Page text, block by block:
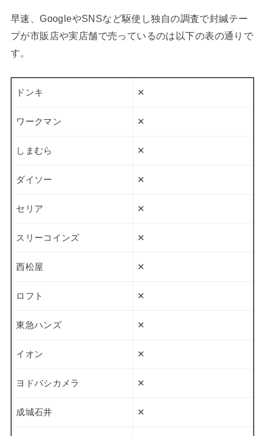
早速、GoogleやSNSなど駆使し独自の調査で封緘テー
プが市販店や実店舗で売っているのは以下の表の通りで
す。
ドンキ ✕
ワークマン ✕
しまむら ✕
ダイソー ✕
セリア ✕
スリーコインズ ✕
西松屋 ✕
ロフト ✕
東急ハンズ ✕
イオン ✕
ヨドバシカメラ ✕
成城石井 ✕